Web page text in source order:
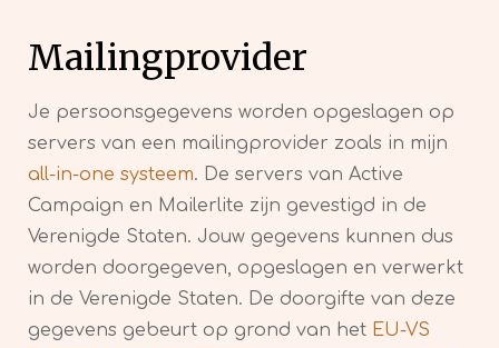
Mailingprovider
Je persoonsgegevens worden opgeslagen op
servers van een mailingprovider zoals in mijn
all-in-one systeem. De servers van Active
Campaign en Mailerlite zijn gevestigd in de
Verenigde Staten. Jouw gegevens kunnen dus
worden doorgegeven, opgeslagen en verwerkt
in de Verenigde Staten. De doorgifte van deze
gegevens gebeurt op grond van het EU-VS